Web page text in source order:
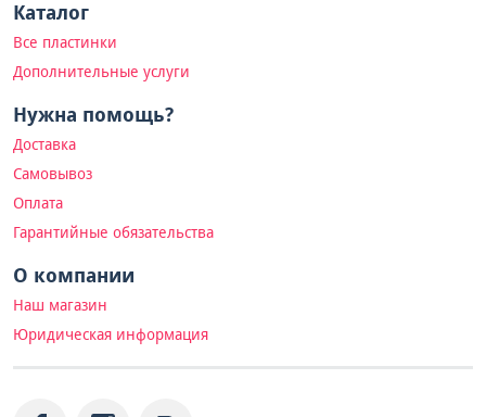
Каталог
Все пластинки
Дополнительные услуги
Нужна помощь?
Доставка
Самовывоз
Оплата
Гарантийные обязательства
О компании
Наш магазин
Юридическая информация